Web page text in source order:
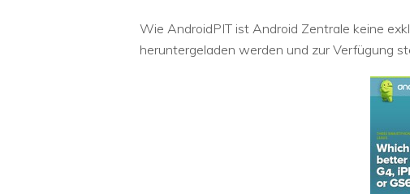
Wie AndroidPIT ist Android Zentrale keine
heruntergeladen werden und zur Verfügung